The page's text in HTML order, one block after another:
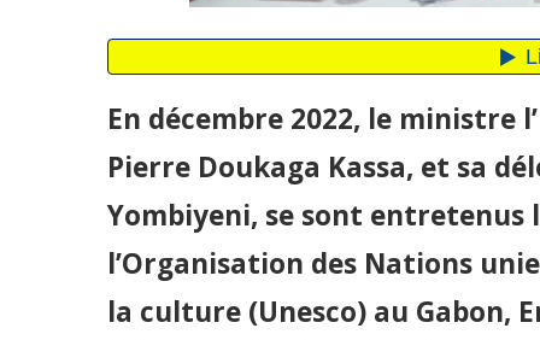
En décembre 2022, le ministre
Pierre Doukaga Kassa, et sa
Yombiyeni, se sont
l’Organisation des Nations
la culture (Unesco) au Gabon,